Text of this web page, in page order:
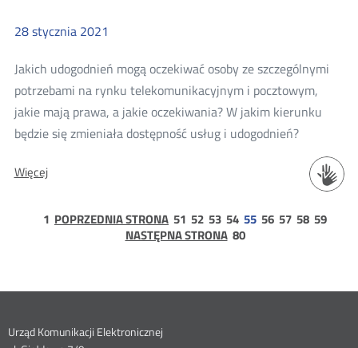
28stycznia 2021
Jakich udogodnień mogą oczekiwać osoby ze szczególnymi
potrzebami na rynku telekomunikacyjnym i pocztowym,
jakie mają prawa, a jakie oczekiwania? W jakim kierunku
będzie się zmieniała dostępność usług i udogodnień?Więcej
Poradnik
osób
Więcej
1 strona
POPRZEDNIA STRONA strona
51 strona
52 strona
53 strona
54 55 strona
56 strona
57 strona
58 strona
59
NASTĘPNA STRONA 80strona
Dane
Urząd Komunikacji Elektronicznej